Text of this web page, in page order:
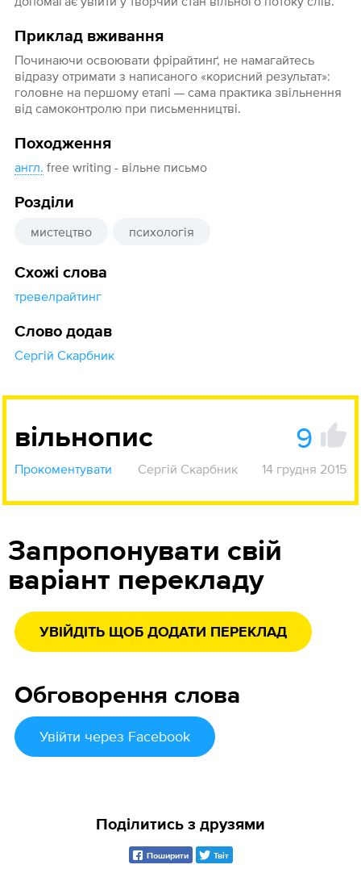
Приклад вживання
Починаючи освоювати фрірайтинґ, не намагайтесь
відразу отримати з написаного «корисний результат»:
головне на першому етапі — сама практика звільнення
від самоконтролю при письменництві.
Походження
англ. free writing - вільне письмо
Розділи
мистецтво психологія
Схожі слова
тревелрайтинг
Слово додав
Сергій Скарбник
вільнопис 9
Прокоментувати Сергій Скарбник 14 грудня 2015
Запропонувати свій
варіант перекладу
УВІЙДІТЬ ЩОБ ДОДАТИ ПЕРЕКЛАД
Обговорення слова
Увійти через Facebook
Поділитись з друзями
Поширити Твіт